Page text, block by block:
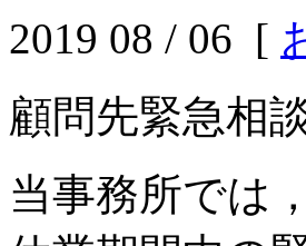
2019 08 / 06 [
顧問先緊急相
当事務所では